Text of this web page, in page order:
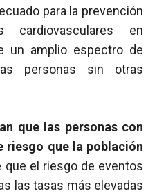
para la prevención
cardiovasculares en
un amplio espectro de
personas sin otras
que las personas con
riesgo que la población
que el riesgo de eventos
las tasas más elevadas